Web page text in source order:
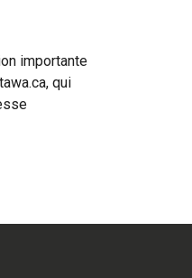
importante
qui